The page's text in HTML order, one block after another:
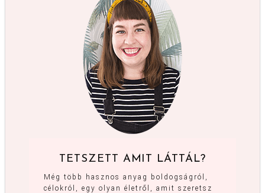
TETSZETT AMIT LÁTTÁL?
Még több hasznos anyag boldogságról,
célokról, egy olyan életről, amit szeretsz